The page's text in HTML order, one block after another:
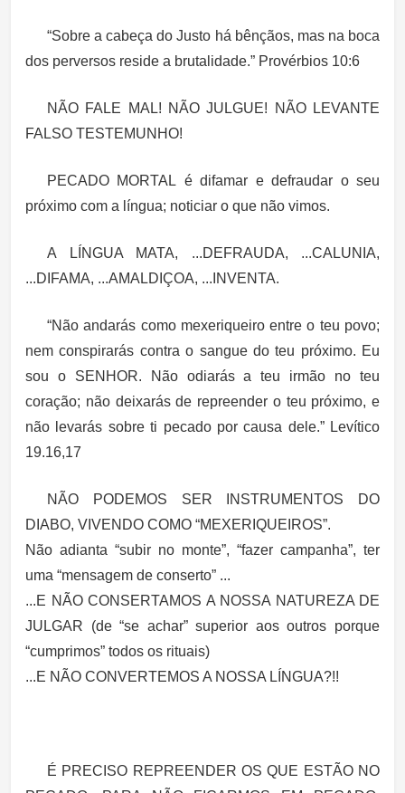
“Sobre a cabeça do Justo há bênçãos, mas na boca
dos perversos reside a brutalidade.” Provérbios 10:6
NÃO FALE MAL! NÃO JULGUE! NÃO LEVANTE
FALSO TESTEMUNHO!
PECADO MORTAL é difamar e defraudar o seu
próximo com a língua; noticiar o que não vimos.
A LÍNGUA MATA, ...DEFRAUDA, ...CALUNIA,
...DIFAMA, ...AMALDIÇOA, ...INVENTA.
“Não andarás como mexeriqueiro entre o teu povo;
nem conspirarás contra o sangue do teu próximo. Eu
sou o SENHOR. Não odiarás a teu irmão no teu
coração; não deixarás de repreender o teu próximo, e
não levarás sobre ti pecado por causa dele.” Levítico
19.16,17
NÃO PODEMOS SER INSTRUMENTOS DO
DIABO, VIVENDO COMO “MEXERIQUEIROS”.
Não adianta “subir no monte”, “fazer campanha”, ter
uma “mensagem de conserto” ...
...E NÃO CONSERTAMOS A NOSSA NATUREZA DE
JULGAR (de “se achar” superior aos outros porque
“cumprimos” todos os rituais)
...E NÃO CONVERTEMOS A NOSSA LÍNGUA?!!
É PRECISO REPREENDER OS QUE ESTÃO NO